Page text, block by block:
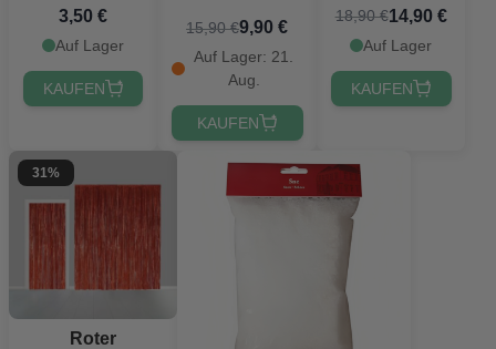
1,3 Meter
3,50 €
Auf Lager
KAUFEN
15,90 €9,90 €
Auf Lager: 21.
Aug.
KAUFEN
18,90 €14,90 €
Auf Lager
KAUFEN
31%
Roter